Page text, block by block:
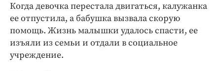
Когда девочка перестала двигаться, калужанка
ее отпустила, а бабушка вызвала скорую
помощь. Жизнь малышки удалось спасти, ее
изъяли из семьи и отдали в социальное
учреждение.